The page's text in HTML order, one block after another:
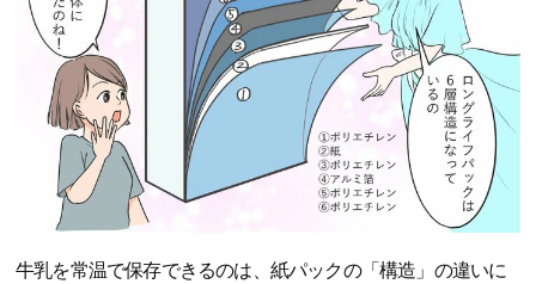
牛乳を常温で保存できるのは、紙パックの「構造」の違いに